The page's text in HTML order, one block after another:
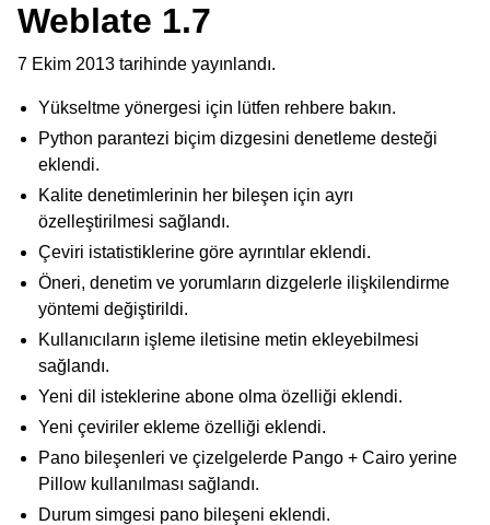
Weblate 1.7
7 Ekim 2013 tarihinde yayınlandı.
Yükseltme yönergesi için lütfen rehbere bakın.
Python parantezi biçim dizgesini denetleme desteği
eklendi.
Kalite denetimlerinin her bileşen için ayrı
özelleştirilmesi sağlandı.
Çeviri istatistiklerine göre ayrıntılar eklendi.
Öneri, denetim ve yorumların dizgelerle ilişkilendirme
yöntemi değiştirildi.
Kullanıcıların işleme iletisine metin ekleyebilmesi
sağlandı.
Yeni dil isteklerine abone olma özelliği eklendi.
Yeni çeviriler ekleme özelliği eklendi.
Pano bileşenleri ve çizelgelerde Pango + Cairo yerine
Pillow kullanılması sağlandı.
Durum simgesi pano bileşeni eklendi.